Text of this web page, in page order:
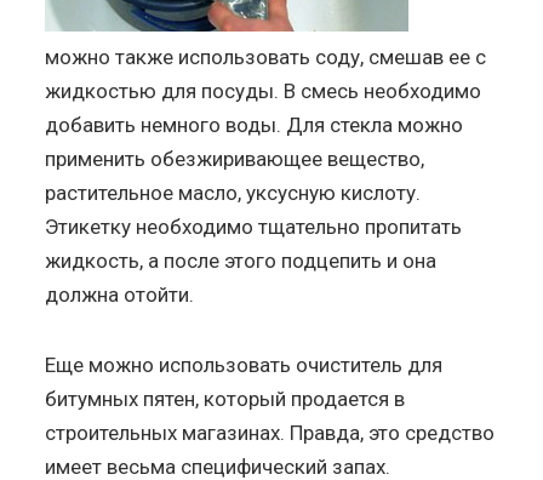
можно также использовать соду, смешав ее с
жидкостью для посуды. В смесь необходимо
добавить немного воды. Для стекла можно
применить обезжиривающее вещество,
растительное масло, уксусную кислоту.
Этикетку необходимо тщательно пропитать
жидкость, а после этого подцепить и она
должна отойти.
Еще можно использовать очиститель для
битумных пятен, который продается в
строительных магазинах. Правда, это средство
имеет весьма специфический запах.